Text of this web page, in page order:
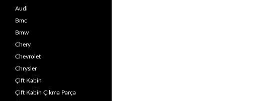
Audi
Bmc
Bmw
Chery
Chevrolet
Chrysler
Çift Kabin
Çift Kabin Çıkma Parça